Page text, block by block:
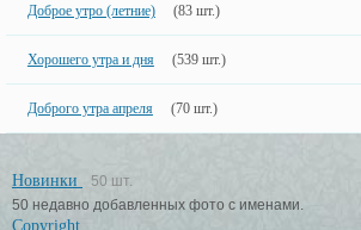
Доброе утро (летние) (83 шт.)
Хорошего утра и дня (539 шт.)
Доброго утра апреля (70 шт.)
Новинки
50 шт.
50 недавно добавленных фото с именами.
Copyright